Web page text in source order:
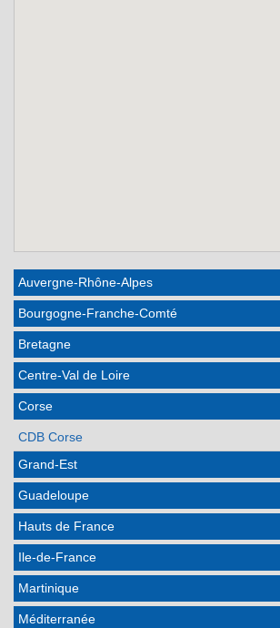
Auvergne-Rhône-Alpes
Bourgogne-Franche-Comté
Bretagne
Centre-Val de Loire
Corse
CDB Corse
Grand-Est
Guadeloupe
Hauts de France
Ile-de-France
Martinique
Méditerranée